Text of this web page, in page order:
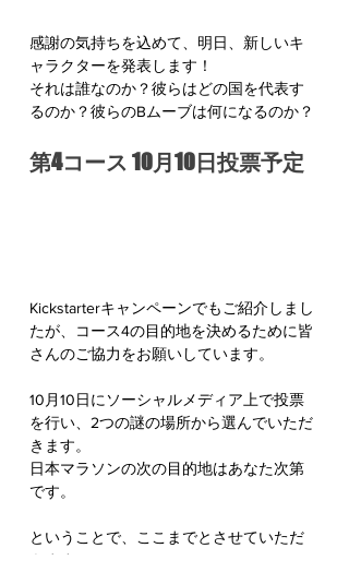
感謝の気持ちを込めて、明日、新しいキ
ャラクターを発表します！
それは誰なのか？彼らはどの国を代表す
るのか？彼らのBムーブは何になるのか？
第4コース 10月10日投票予定
Kickstarterキャンペーンでもご紹介しまし
たが、コース4の目的地を決めるために皆
さんのご協力をお願いしています。
10月10日にソーシャルメディア上で投票
を行い、2つの謎の場所から選んでいただ
きます。
日本マラソンの次の目的地はあなた次第
です。
ということで、ここまでとさせていただ
きます。